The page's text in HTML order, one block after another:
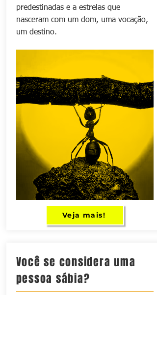
predestinadas e a estrelas que
nasceram com um dom, uma vocação,
um destino.
Veja mais!
Você se considera uma
pessoa sábia?